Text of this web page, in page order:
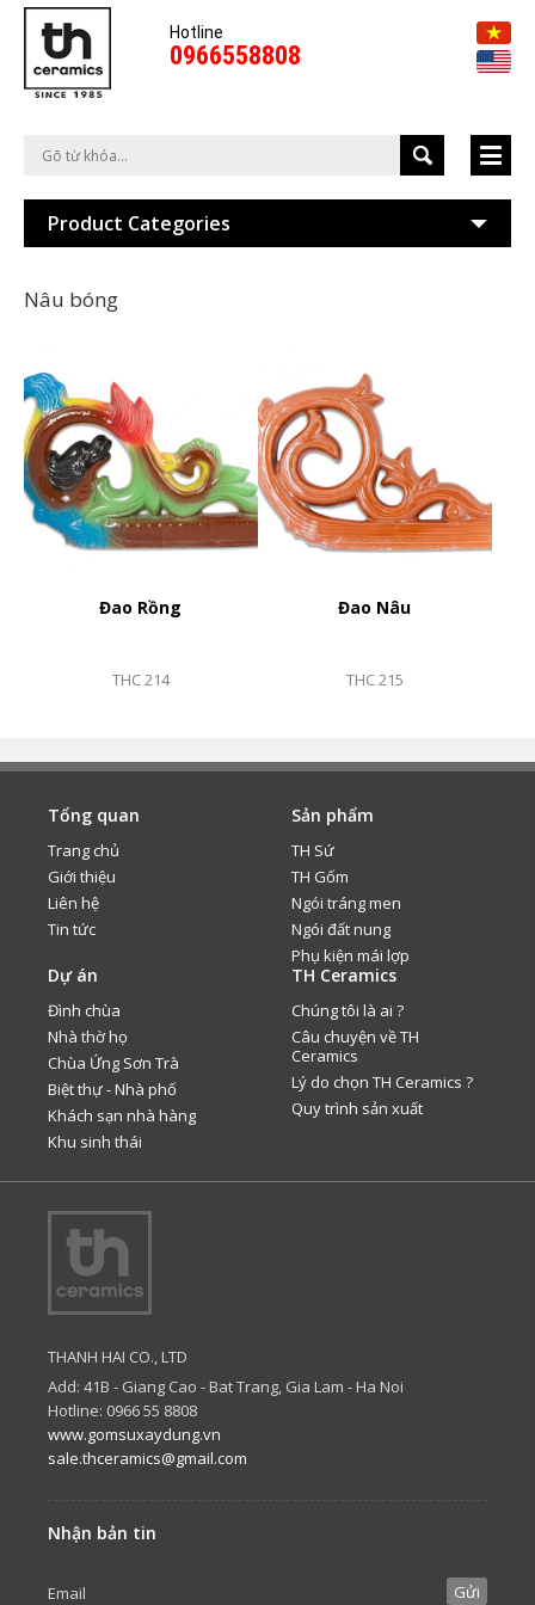
Hotline
0966558808
Product Categories
Nâu bóng
Đao Rồng
THC 214
Đao Nâu
THC 215
Tổng quan
Trang chủ
Giới thiệu
Liên hệ
Tin tức
Sản phẩm
TH Sứ
TH Gốm
Ngói tráng men
Ngói đất nung
Phụ kiện mái lợp
Dự án
Đình chùa
Nhà thờ họ
Chùa Ứng Sơn Trà
Biệt thự - Nhà phố
Khách sạn nhà hàng
Khu sinh thái
TH Ceramics
Chúng tôi là ai ?
Câu chuyện về TH
Ceramics
Lý do chọn TH Ceramics ?
Quy trình sản xuất
THANH HAI CO., LTD
Add: 41B - Giang Cao - Bat Trang, Gia Lam - Ha Noi
Hotline: 0966 55 8808
www.gomsuxaydung.vn
sale.thceramics@gmail.com
Nhận bản tin